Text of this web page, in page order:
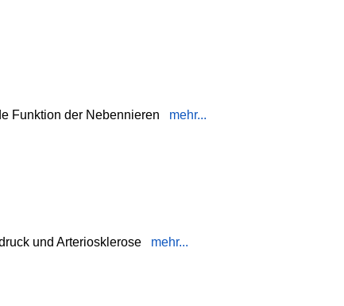
Funktion der Nebennieren mehr...
und Arteriosklerose mehr...